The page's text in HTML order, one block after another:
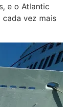
e o Atlantic
vez mais